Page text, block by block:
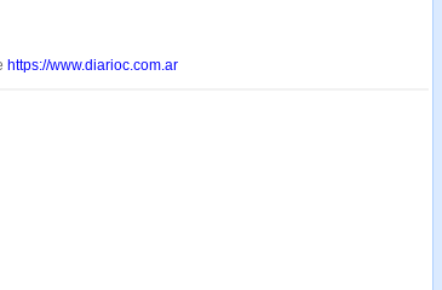
https://www.diarioc.com.ar